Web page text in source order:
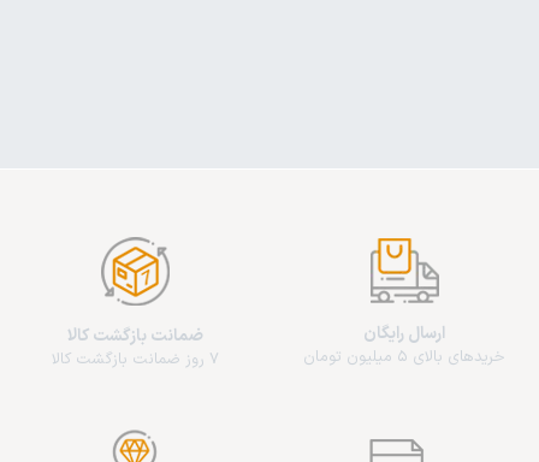
ارسال رایگان
خریدهای بالای 5 میلیون تومان
ضمانت بازگشت کالا
7 روز ضمانت بازگشت کالا